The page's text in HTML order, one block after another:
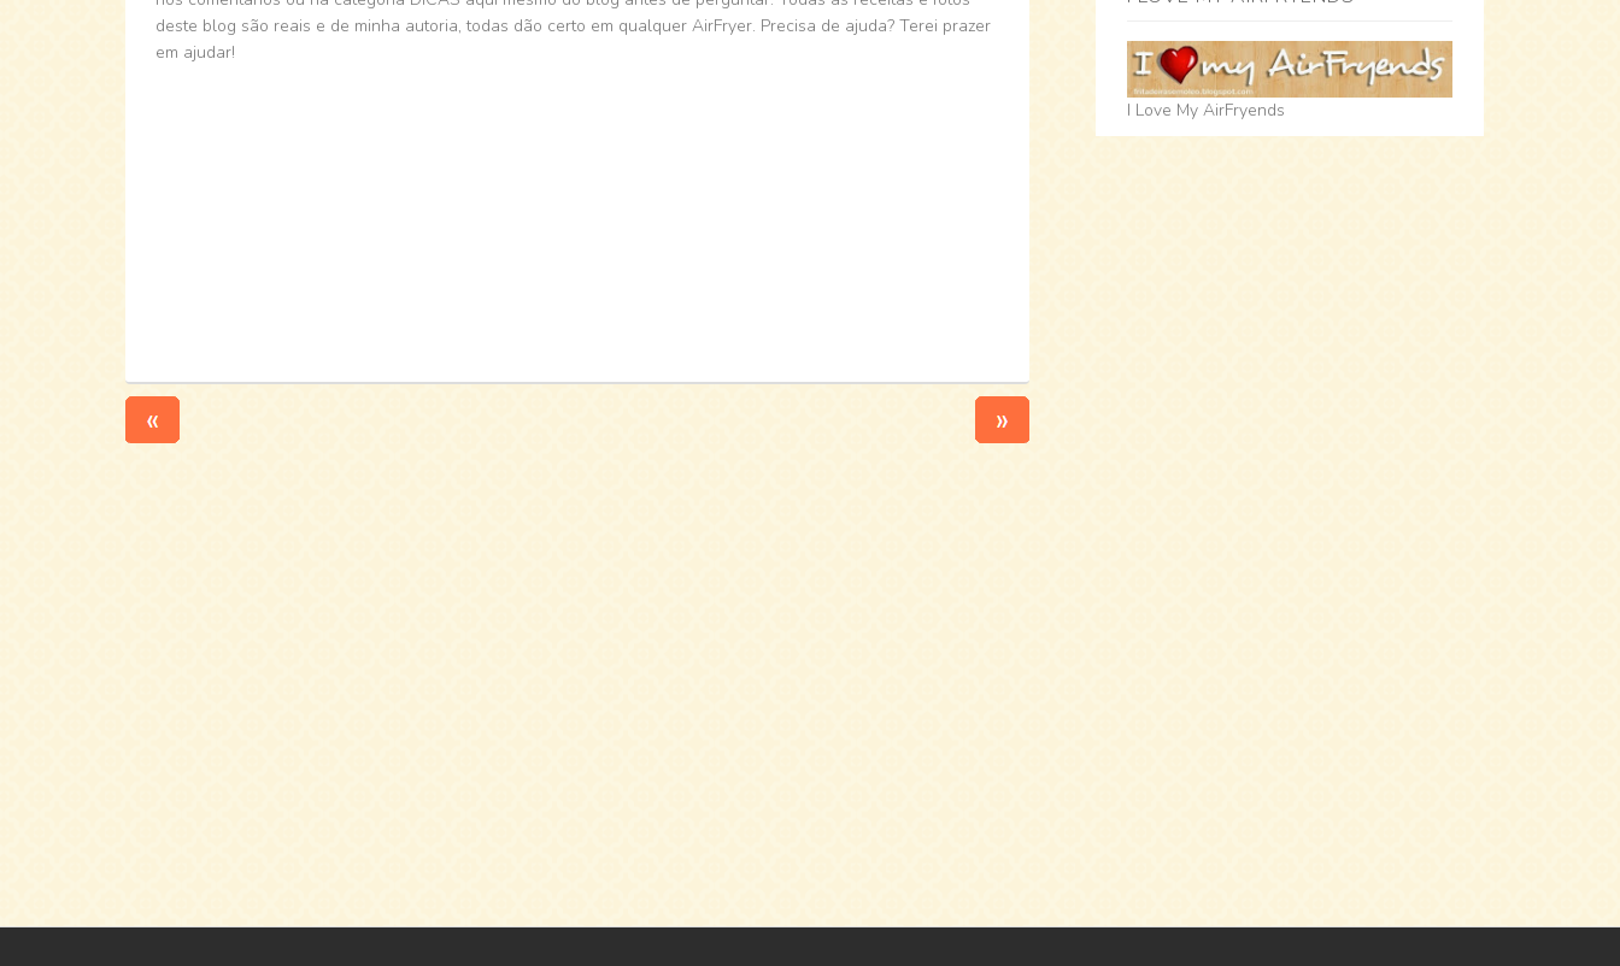
deste blog são reais e de minha autoria, todas dão certo em qualquer AirFryer. Precisa de ajuda? Terei prazer
em ajudar!
I Love My AirFryends